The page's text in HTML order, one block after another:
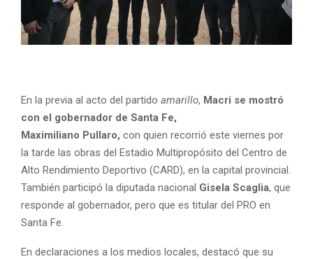
En la previa al acto del partido amarillo, Macri se mostró
con el gobernador de Santa Fe,
Maximiliano Pullaro, con quien recorrió este viernes por
la tarde las obras del Estadio Multipropósito del Centro de
Alto Rendimiento Deportivo (CARD), en la capital provincial.
También participó la diputada nacional Gisela Scaglia, que
responde al gobernador, pero que es titular del PRO en
Santa Fe.
En declaraciones a los medios locales, destacó que su